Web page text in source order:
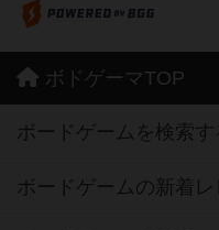
ボドゲーマTOP
ボードゲームを検索す
ボードゲームの新着レ